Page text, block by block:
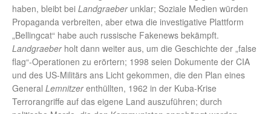
haben, bleibt bei Landgraeber unklar; Soziale Medien würden
Propaganda verbreiten, aber etwa die investigative Plattform
„Bellingcat“ habe auch russische Fakenews bekämpft.
Landgraeberholt dann weiter aus, um die Geschichte der „false
flag“-Operationen zu erörtern; 1998 seien Dokumente der CIA
und des US-Militärs ans Licht gekommen, die den Plan eines
General Lemnitzerenthüllten, 1962 in der Kuba-Krise
Terrorangriffe auf das eigene Land auszuführen; durch